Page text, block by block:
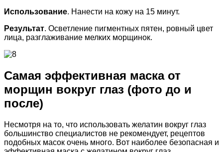
Использование. Нанести на кожу на 15 минут.
Результат. Осветление пигментных пятен, ровный цвет
лица, разглаживание мелких морщинок.
Самая эффективная маска от
морщин вокруг глаз (фото до и
после)
Несмотря на то, что использовать желатин вокруг глаз
большинство специалистов не рекомендует, рецептов
подобных масок очень много. Вот наиболее безопасная и